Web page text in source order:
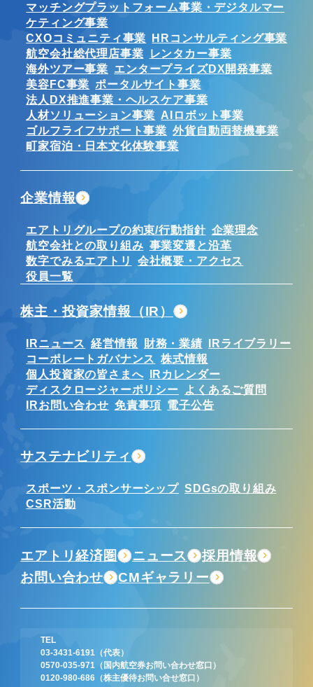
TEL
03-3431-6191
（代表）
0570-035-971
（国内航空券お問い合わせ窓口）
0120-980-686 （株主優待お問い合せ窓口）
マッチングプラットフォーム事業・デジタルマー
ケティング事業
CXOコミュニティ事業 HRコンサルティング事業
航空会社総代理店事業
レンタカー事業
海外ツアー事業 エンタープライズDX開発事業
美容FC事業 ポータルサイト事業
法人DX推進事業・ヘルスケア事業
人材ソリューション事業 AIロボット事業
ゴルフライフサポート事業 外貨自動両替機事業
町家宿泊・日本文化体験事業
企業情報
エアトリグループの約束/行動指針 企業理念
航空会社との取り組み 事業変遷と沿革
数字でみるエアトリ
会社概要・アクセス
役員一覧
株主・投資家情報（IR）
IRニュース 経営情報 財務・業績 IRライブラリー
コーポレートガバナンス
株式情報
個人投資家の皆さまへ IRカレンダー
ディスクロージャーポリシー
よくあるご質問
IRお問い合わせ 免責事項 電子公告
サステナビリティ
スポーツ・スポンサーシップ SDGsの取り組み
CSR活動
エアトリ経済圏 ニュース
採用情報
お問い合わせ
CMギャラリー